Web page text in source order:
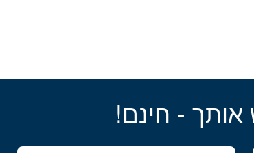
- חינם!